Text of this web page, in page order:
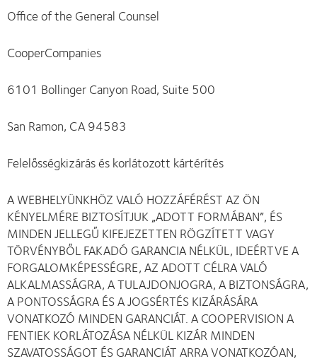
Office of the General Counsel
CooperCompanies
6101 Bollinger Canyon Road, Suite 500
San Ramon, CA 94583
Felelősségkizárás és korlátozott kártérítés
A WEBHELYÜNKHÖZ VALÓ HOZZÁFÉRÉST AZ ÖN
KÉNYELMÉRE BIZTOSÍTJUK „ADOTT FORMÁBAN”, ÉS
MINDEN JELLEGŰ KIFEJEZETTEN RÖGZÍTETT VAGY
TÖRVÉNYBŐL FAKADÓ GARANCIA NÉLKÜL, IDEÉRTVE A
FORGALOMKÉPESSÉGRE, AZ ADOTT CÉLRA VALÓ
ALKALMASSÁGRA, A TULAJDONJOGRA, A BIZTONSÁGRA,
A PONTOSSÁGRA ÉS A JOGSÉRTÉS KIZÁRÁSÁRA
VONATKOZÓ MINDEN GARANCIÁT. A COOPERVISION A
FENTIEK KORLÁTOZÁSA NÉLKÜL KIZÁR MINDEN
SZAVATOSSÁGOT ÉS GARANCIÁT ARRA VONATKOZÓAN,